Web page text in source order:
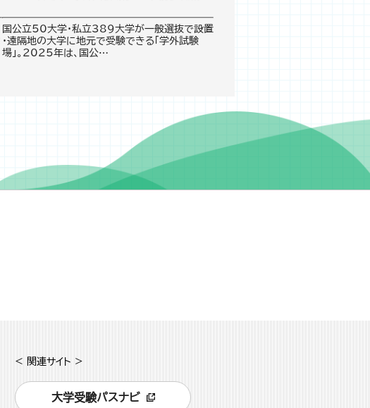
国公立50大学・私立389大学が一般選抜で設置
・遠隔地の大学に地元で受験できる「学外試験
場」。2025年は、国公…
< 関連サイト >
大学受験パスナビ